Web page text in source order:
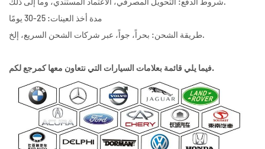
مدة أخذ العينات: 25-30 يومًا
طريقة الشحن: بحراً، جواً، عبر شركات الشحن السريع، إلخ.
فيما يلي قائمة بعلامات السيارات التي نتعاون معها كمرجع لكم.